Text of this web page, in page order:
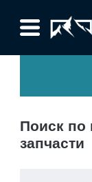
Поиск по
запчасти